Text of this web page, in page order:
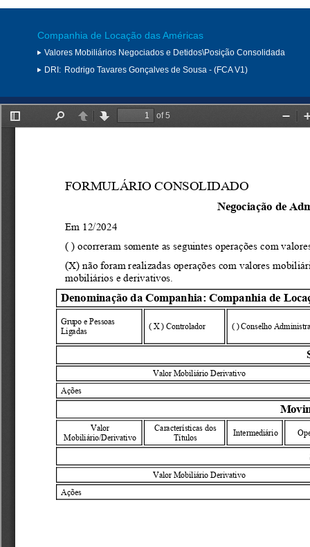
Companhia de Locação das Américas
Valores Mobiliários Negociados e Detidos\Posição Consolidada
DRI: Rodrigo Tavares Gonçalves de Sousa - (FCA V1)